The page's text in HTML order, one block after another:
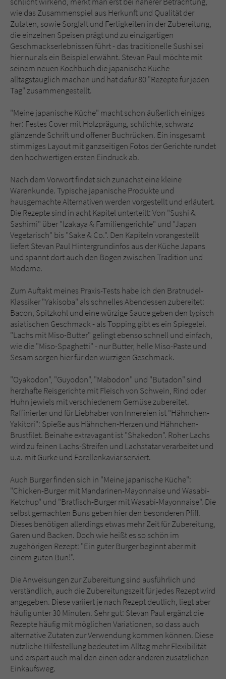
wie das Zusammenspiel aus Herkunft und Qualität der
Zutaten, sowie Sorgfalt und Fertigkeiten in der Zubereitung,
die einzelnen Speisen prägt und zu einzigartigen
Geschmackserlebnissen führt - das traditionelle Sushi sei
hier nur als ein Beispiel erwähnt. Stevan Paul möchte mit
seinem neuen Kochbuch die japanische Küche
alltagstauglich machen und hat dafür 80 "Rezepte für jeden
Tag" zusammengestellt.
"Meine japanische Küche" macht schon äußerlich einiges
her: Festes Cover mit Holzprägung, schlichte, schwarz
glänzende Schrift und offener Buchrücken. Ein insgesamt
stimmiges Layout mit ganzseitigen Fotos der Gerichte rundet
den hochwertigen ersten Eindruck ab.
Nach dem Vorwort findet sich zunächst eine kleine
Warenkunde. Typische japanische Produkte und
hausgemachte Alternativen werden vorgestellt und erläutert.
Die Rezepte sind in acht Kapitel unterteilt: Von "Sushi &
Sashimi" über "Izakaya & Familiengerichte" und "Japan
Vegetarisch" bis "Sake & Co.". Den Kapiteln vorangestellt
liefert Stevan Paul Hintergrundinfos aus der Küche Japans
und spannt dort auch den Bogen zwischen Tradition und
Moderne.
Zum Auftakt meines Praxis-Tests habe ich den Bratnudel-
Klassiker "Yakisoba" als schnelles Abendessen zubereitet:
Bacon, Spitzkohl und eine würzige Sauce geben den typisch
asiatischen Geschmack - als Topping gibt es ein Spiegelei.
"Lachs mit Miso-Butter" gelingt ebenso schnell und einfach,
wie die "Miso-Spaghetti" - nur Butter, helle Miso-Paste und
Sesam sorgen hier für den würzigen Geschmack.
"Oyakodon", "Guyodon", "Mabodon" und "Butadon" sind
herzhafte Reisgerichte mit Fleisch von Schwein, Rind oder
Huhn jewiels mit verschiedenem Gemüse zubereitet.
Raffinierter und für Liebhaber von Innereien ist "Hähnchen-
Yakitori": Spieße aus Hähnchen-Herzen und Hähnchen-
Brustfilet. Beinahe extravagant ist "Shakedon". Roher Lachs
wird zu feinen Lachs-Streifen und Lachstatar verarbeitet und
u.a. mit Gurke und Forellenkaviar serviert.
Auch Burger finden sich in "Meine japanische Küche":
"Chicken-Burger mit Mandarinen-Mayonnaise und Wasabi-
Ketchup" und "Bratfisch-Burger mit Wasabi-Mayonnaise". Die
selbst gemachten Buns geben hier den besonderen Pfiff.
Dieses benötigen allerdings etwas mehr Zeit für Zubereitung,
Garen und Backen. Doch wie heißt es so schön im
zugehörigen Rezept: "Ein guter Burger beginnt aber mit
einem guten Bun!".
Die Anweisungen zur Zubereitung sind ausführlich und
verständlich, auch die Zubereitungszeit für jedes Rezept wird
angegeben. Diese variiert je nach Rezept deutlich, liegt aber
häufig unter 30 Minuten. Sehr gut: Stevan Paul ergänzt die
Rezepte häufig mit möglichen Variationen, so dass auch
alternative Zutaten zur Verwendung kommen können. Diese
nützliche Hilfestellung bedeutet im Alltag mehr Flexibilität
und erspart auch mal den einen oder anderen zusätzlichen
Einkaufsweg.
Sicherheitscode des Kontaktformulars zu
überprüfen.